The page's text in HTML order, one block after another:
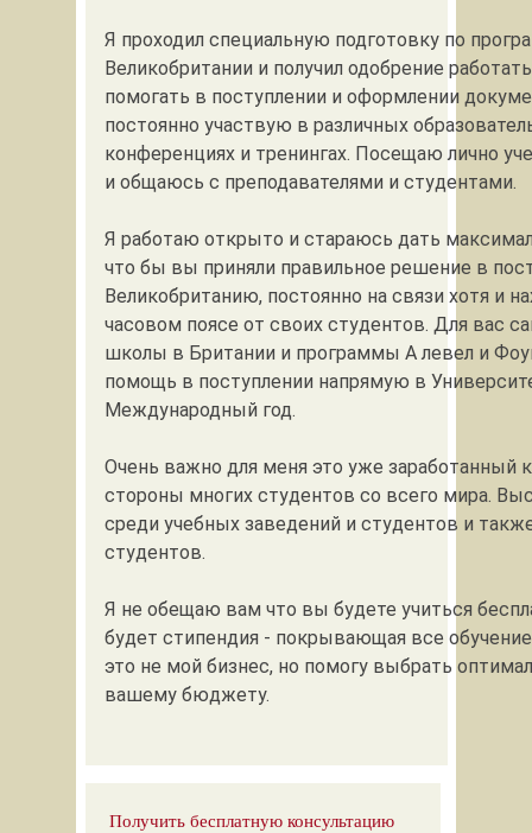
Я проходил специальную подготовку по
Великобритании и получил одобрение
помогать в поступлении и оформлении
постоянно участвую в различных
конференциях и тренингах. Посещаю лично
и общаюсь с преподавателями и студентами.
Я работаю открыто и стараюсь дать
что бы вы приняли правильное решение в
Великобританию, постоянно на связи хотя и
часовом поясе от своих студентов. Для вас
школы в Британии и программы А левел и
помощь в поступлении напрямую в
Международный год.
Очень важно для меня это уже заработанный
стороны многих студентов со всего мира.
среди учебных заведений и студентов и
студентов.
Я не обещаю вам что вы будете учиться
будет стипендия - покрывающая все
это не мой бизнес, но помогу выбрать
вашему бюджету.
Получить бесплатную консультацию